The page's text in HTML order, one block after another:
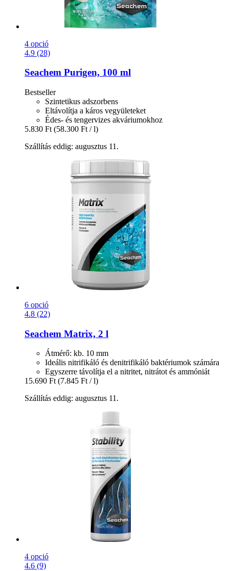
4 opció
4.9 (28)
Seachem Purigen, 100 ml
Bestseller
Szintetikus adszorbens
Eltávolítja a káros vegyületeket
Édes- és tengervizes akváriumokhoz
5.830 Ft (58.300 Ft / l)
Szállítás eddig: augusztus 11.
6 opció
4.8 (22)
Seachem Matrix, 2 l
Átmérő: kb. 10 mm
Ideális nitrifikáló és denitrifikáló baktériumok számára
Egyszerre távolítja el a nitritet, nitrátot és ammóniát
15.690 Ft (7.845 Ft / l)
Szállítás eddig: augusztus 11.
4 opció
4.6 (9)